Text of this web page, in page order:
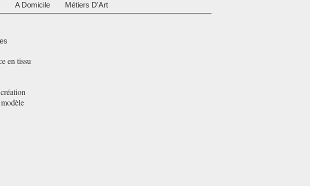
A Domicile Métiers D'Art
en tissu